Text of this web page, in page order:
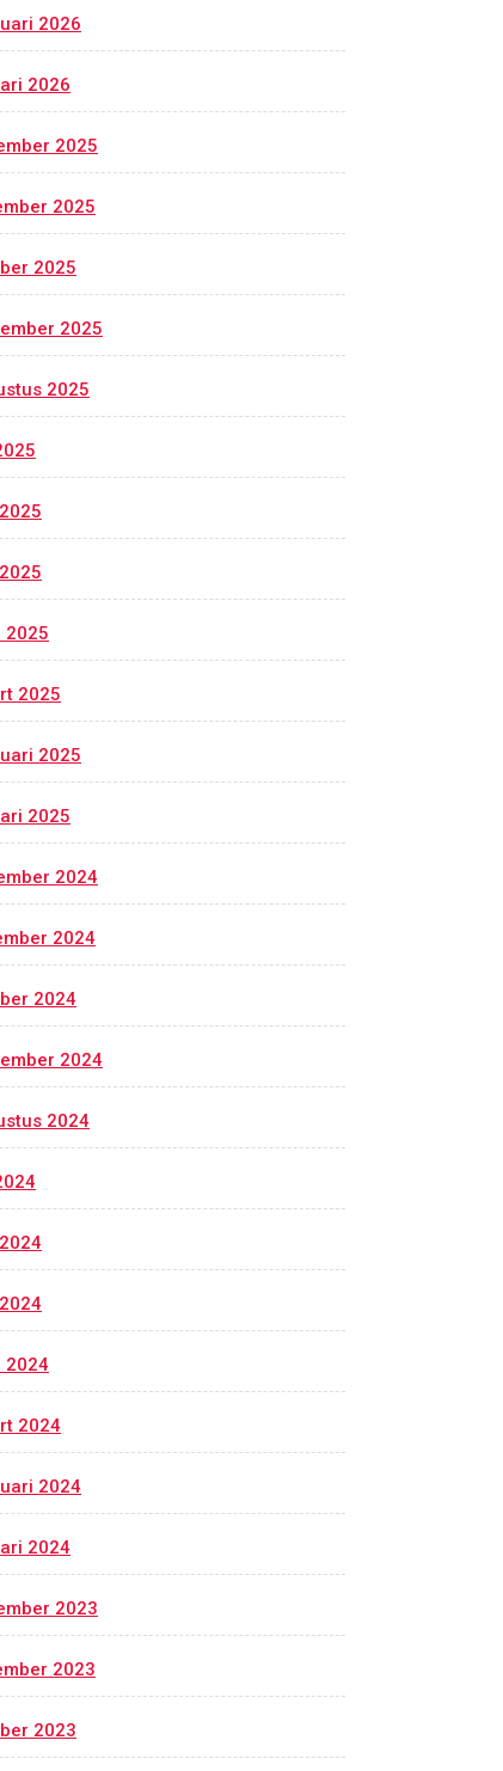
2026
2026
2025
2025
2025
2025
2025
2025
2025
2025
2025
2024
2024
2024
2024
2024
2024
2024
2024
2024
2023
2023
2023